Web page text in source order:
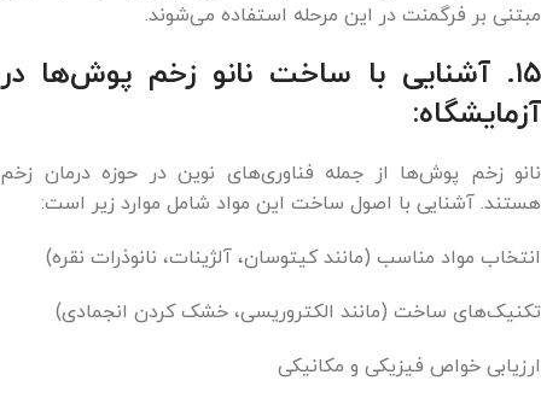
مبتنی بر فرگمنت در این مرحله استفاده می‌شوند.
۱۵. آشنایی با ساخت نانو زخم پوش‌ها در
آزمایشگاه:
نانو زخم پوش‌ها از جمله فناوری‌های نوین در حوزه درمان زخم
هستند. آشنایی با اصول ساخت این مواد شامل موارد زیر است:
انتخاب مواد مناسب (مانند کیتوسان، آلژینات، نانوذرات نقره)
تکنیک‌های ساخت (مانند الکتروریسی، خشک کردن انجمادی)
ارزیابی خواص فیزیکی و مکانیکی